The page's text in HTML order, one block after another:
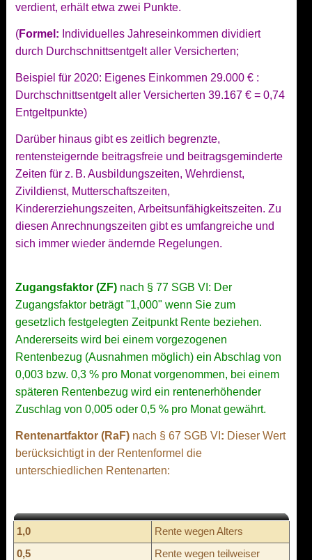
verdient, erhält etwa zwei Punkte.
(Formel: Individuelles Jahreseinkommen dividiert
durch Durchschnittsentgelt aller Versicherten;
Beispiel für 2020: Eigenes Einkommen 29.000 € :
Durchschnittsentgelt aller Versicherten 39.167 € = 0,74
Entgeltpunkte)
Darüber hinaus gibt es zeitlich begrenzte,
rentensteigernde beitragsfreie und beitragsgeminderte
Zeiten für z. B. Ausbildungszeiten, Wehrdienst,
Zivildienst, Mutterschaftszeiten,
Kindererziehungszeiten, Arbeitsunfähigkeitszeiten. Zu
diesen Anrechnungszeiten gibt es umfangreiche und
sich immer wieder ändernde Regelungen.
Zugangsfaktor (ZF) nach § 77 SGB VI: Der
Zugangsfaktor beträgt "1,000" wenn Sie zum
gesetzlich festgelegten Zeitpunkt Rente beziehen.
Andererseits wird bei einem vorgezogenen
Rentenbezug (Ausnahmen möglich) ein Abschlag von
0,003 bzw. 0,3 % pro Monat vorgenommen, bei einem
späteren Rentenbezug wird ein rentenerhöhender
Zuschlag von 0,005 oder 0,5 % pro Monat gewährt.
Rentenartfaktor (RaF) nach § 67 SGB VI : Dieser Wert
berücksichtigt in der Rentenformel die
unterschiedlichen Rentenarten:
1,0
Rente wegen Alters
0,5
Rente wegen teilweiser